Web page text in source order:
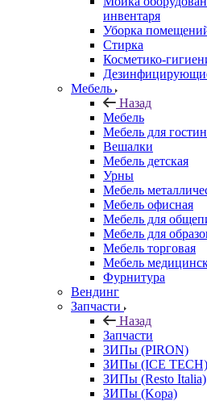
инвентаря
Уборка
Стирка
Косметико-
Мебель
Назад
Мебель
Мебель для
Вешалки
Мебель детская
Урны
Мебель
Мебель офисная
Мебель для
Мебель для
Мебель торговая
Мебель
Фурнитура
Вендинг
Запчасти
Назад
Запчасти
ЗИПы (PIRON)
ЗИПы (ICE TECH)
ЗИПы (Resto Italia)
ЗИПы (Kopa)